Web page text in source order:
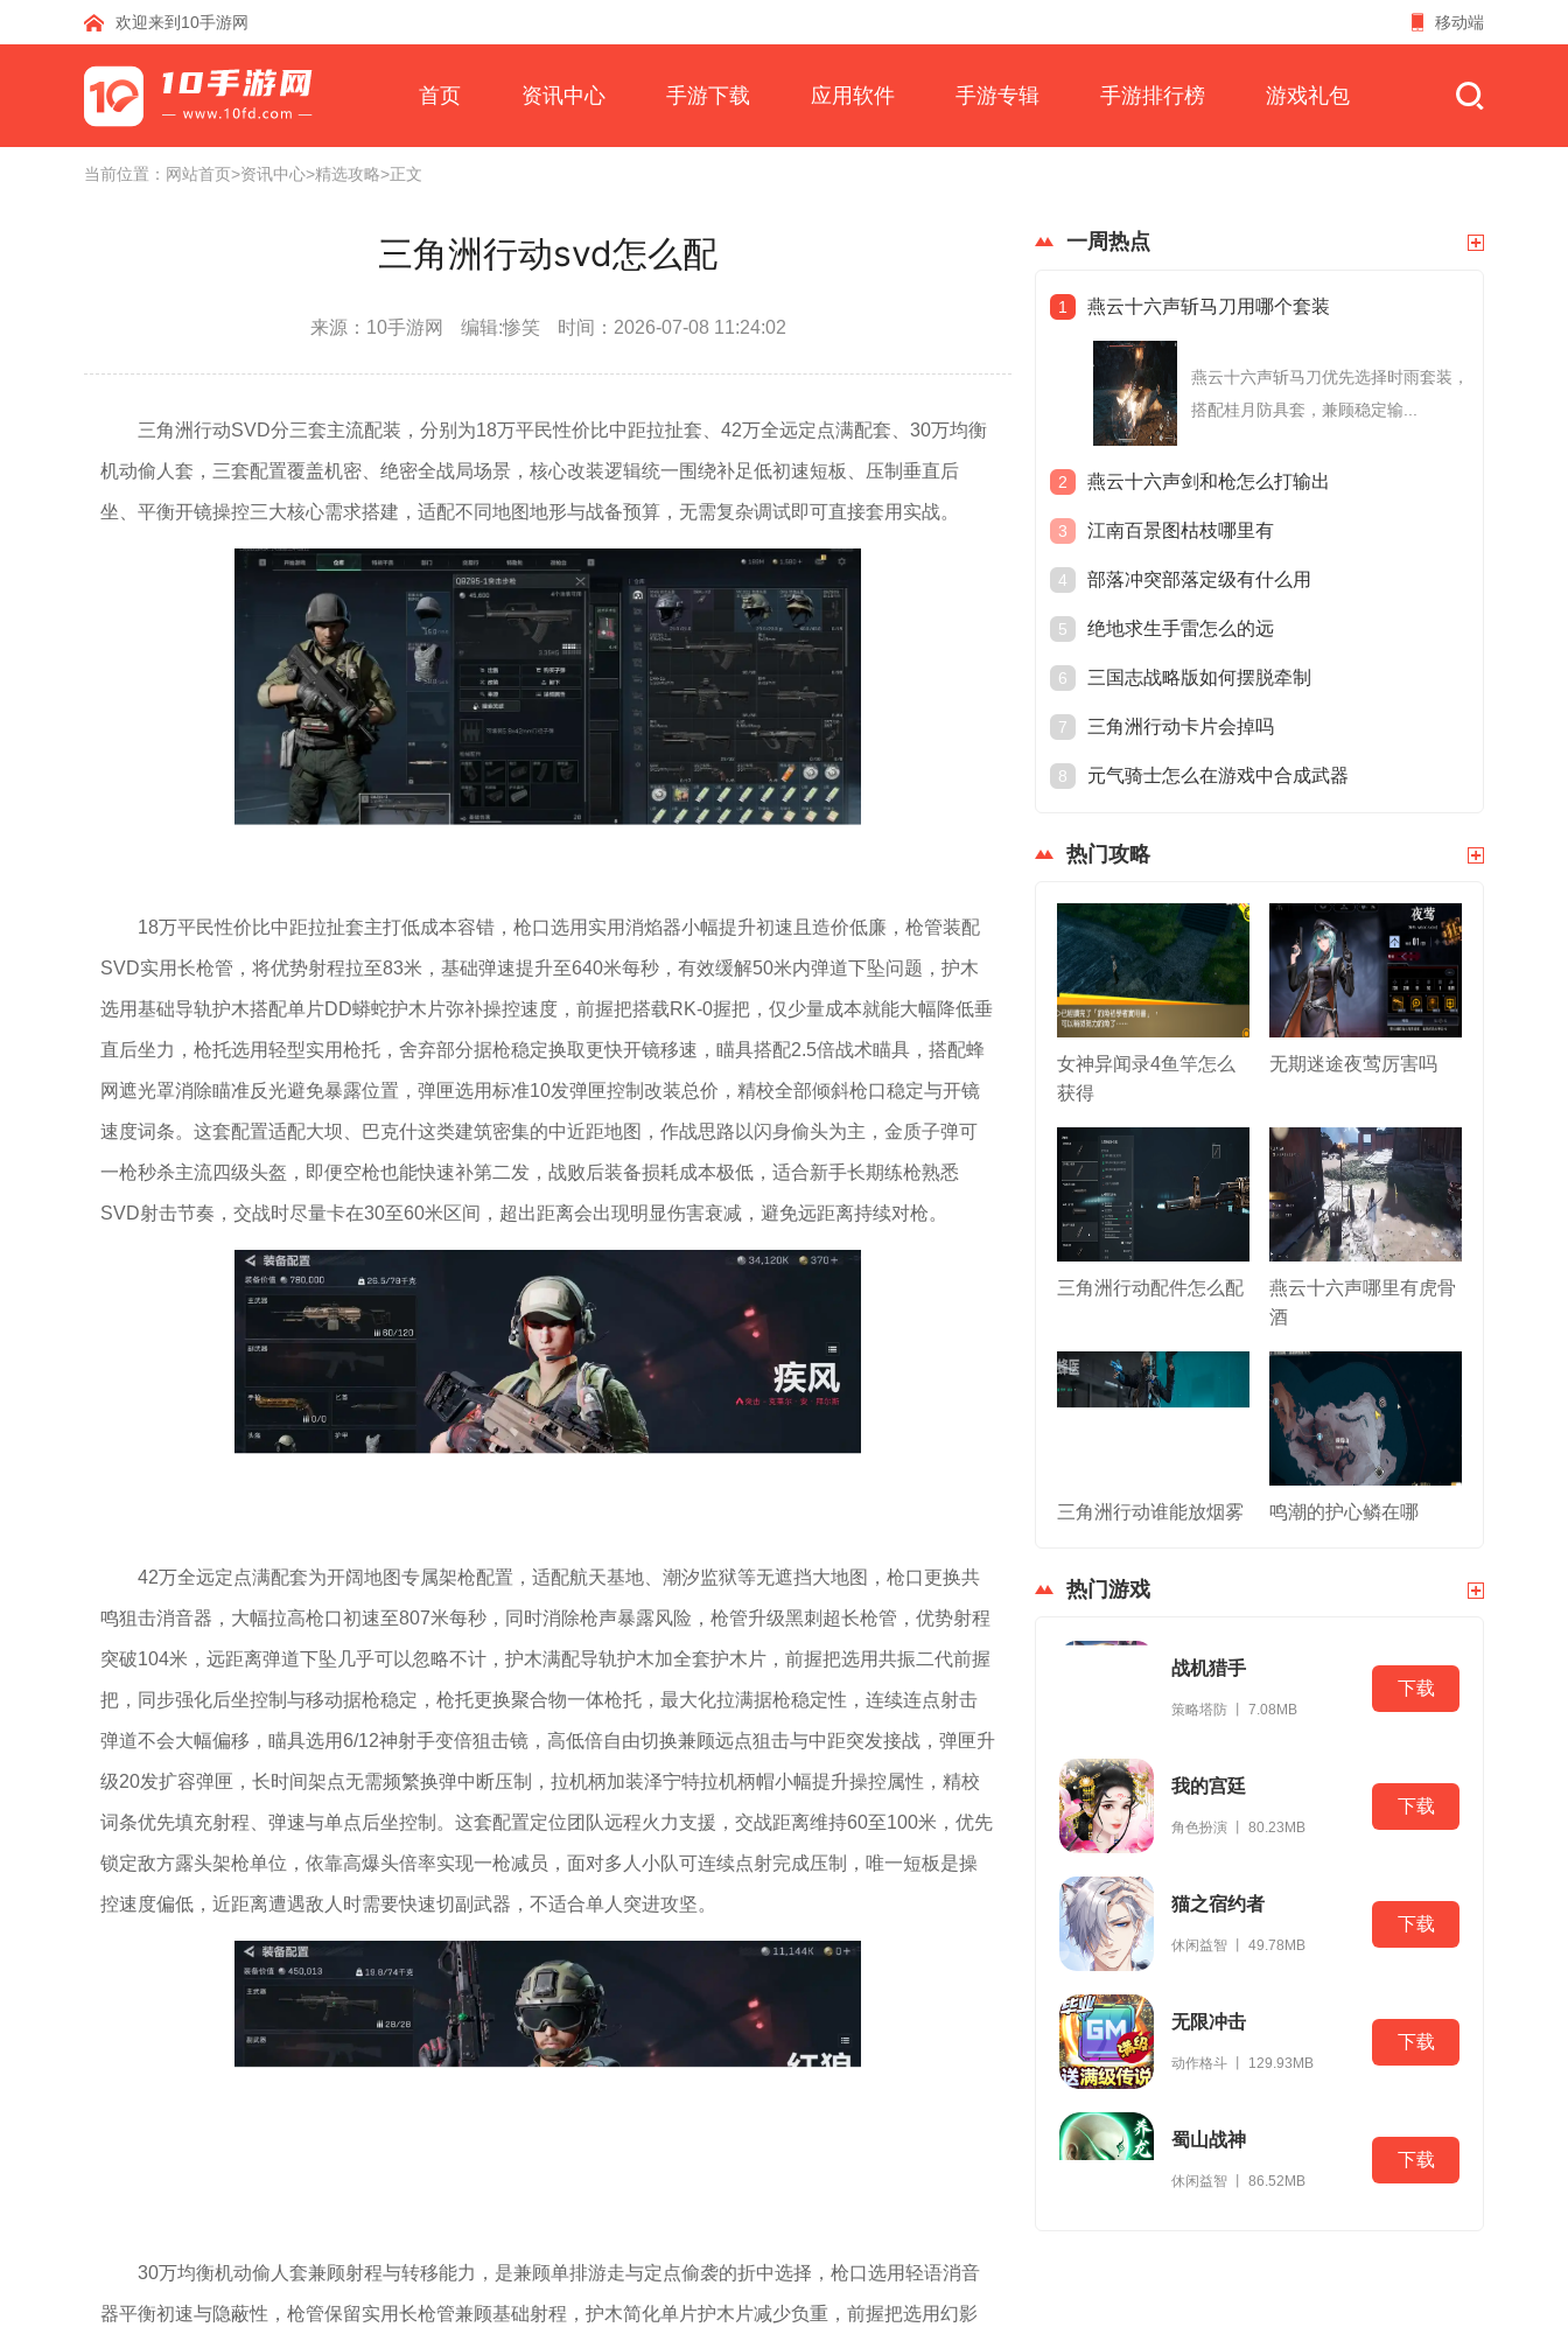
欢迎来到10手游网 移动端
首页 资讯中心 手游下载 应用软件 手游专辑 手游排行榜 游戏礼包
当前位置： 网站首页>资讯中心>精选攻略>正文
三角洲行动svd怎么配
来源：10手游网 编辑:惨笑 时间：2026-07-08 11:24:02
三角洲行动SVD分三套主流配装，分别为18万平民性价比中距拉扯套、42万全远定点满配套、30万均衡
机动偷人套，三套配置覆盖机密、绝密全战局场景，核心改装逻辑统一围绕补足低初速短板、压制垂直后
坐、平衡开镜操控三大核心需求搭建，适配不同地图地形与战备预算，无需复杂调试即可直接套用实战。
18万平民性价比中距拉扯套主打低成本容错，枪口选用实用消焰器小幅提升初速且造价低廉，枪管装配
SVD实用长枪管，将优势射程拉至83米，基础弹速提升至640米每秒，有效缓解50米内弹道下坠问题，护木
选用基础导轨护木搭配单片DD蟒蛇护木片弥补操控速度，前握把搭载RK-0握把，仅少量成本就能大幅降低垂
直后坐力，枪托选用轻型实用枪托，舍弃部分据枪稳定换取更快开镜移速，瞄具搭配2.5倍战术瞄具，搭配蜂
网遮光罩消除瞄准反光避免暴露位置，弹匣选用标准10发弹匣控制改装总价，精校全部倾斜枪口稳定与开镜
速度词条。这套配置适配大坝、巴克什这类建筑密集的中近距地图，作战思路以闪身偷头为主，金质子弹可
一枪秒杀主流四级头盔，即便空枪也能快速补第二发，战败后装备损耗成本极低，适合新手长期练枪熟悉
SVD射击节奏，交战时尽量卡在30至60米区间，超出距离会出现明显伤害衰减，避免远距离持续对枪。
42万全远定点满配套为开阔地图专属架枪配置，适配航天基地、潮汐监狱等无遮挡大地图，枪口更换共
鸣狙击消音器，大幅拉高枪口初速至807米每秒，同时消除枪声暴露风险，枪管升级黑刺超长枪管，优势射程
突破104米，远距离弹道下坠几乎可以忽略不计，护木满配导轨护木加全套护木片，前握把选用共振二代前握
把，同步强化后坐控制与移动据枪稳定，枪托更换聚合物一体枪托，最大化拉满据枪稳定性，连续连点射击
弹道不会大幅偏移，瞄具选用6/12神射手变倍狙击镜，高低倍自由切换兼顾远点狙击与中距突发接战，弹匣升
级20发扩容弹匣，长时间架点无需频繁换弹中断压制，拉机柄加装泽宁特拉机柄帽小幅提升操控属性，精校
词条优先填充射程、弹速与单点后坐控制。这套配置定位团队远程火力支援，交战距离维持60至100米，优先
锁定敌方露头架枪单位，依靠高爆头倍率实现一枪减员，面对多人小队可连续点射完成压制，唯一短板是操
控速度偏低，近距离遭遇敌人时需要快速切副武器，不适合单人突进攻坚。
30万均衡机动偷人套兼顾射程与转移能力，是兼顾单排游走与定点偷袭的折中选择，枪口选用轻语消音
器平衡初速与隐蔽性，枪管保留实用长枪管兼顾基础射程，护木简化单片护木片减少负重，前握把选用幻影
一周热点
1 燕云十六声斩马刀用哪个套装
燕云十六声斩马刀优先选择时雨套装，
搭配桂月防具套，兼顾稳定输...
2 燕云十六声剑和枪怎么打输出
3 江南百景图枯枝哪里有
4 部落冲突部落定级有什么用
5 绝地求生手雷怎么的远
6 三国志战略版如何摆脱牵制
7 三角洲行动卡片会掉吗
8 元气骑士怎么在游戏中合成武器
热门攻略
女神异闻录4鱼竿怎么
获得
无期迷途夜莺厉害吗
三角洲行动配件怎么配
燕云十六声哪里有虎骨
酒
三角洲行动谁能放烟雾 鸣潮的护心鳞在哪
热门游戏
战机猎手
策略塔防 丨 7.08MB
下载
我的宫廷
角色扮演 丨 80.23MB
下载
猫之宿约者
休闲益智 丨 49.78MB
下载
无限冲击
动作格斗 丨 129.93MB
下载
蜀山战神
休闲益智 丨 86.52MB
下载